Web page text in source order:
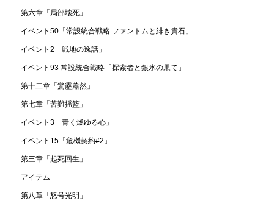
第六章「局部壊死」
イベント50「常設統合戦略 ファントムと緋き貴石」
イベント2「戦地の逸話」
イベント93 常設統合戦略「探索者と銀氷の果て」
第十二章「驚靂蕭然」
第七章「苦難揺籃」
イベント3「青く燃ゆる心」
イベント15「危機契約#2」
第三章「起死回生」
アイテム
第八章「怒号光明」